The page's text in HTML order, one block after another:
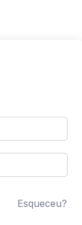
Esqueceu?